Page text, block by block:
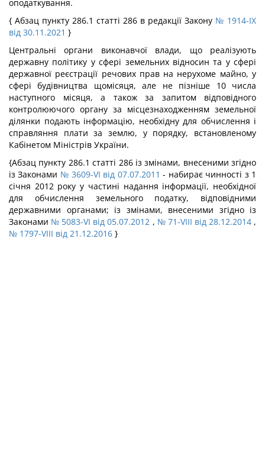
оподаткування.
{ Абзац пункту 286.1 статті 286 в редакції Закону № 1914-IX
від 30.11.2021 }
Центральні органи виконавчої влади, що реалізують
державну політику у сфері земельних відносин та у сфері
державної реєстрації речових прав на нерухоме майно, у
сфері будівництва щомісяця, але не пізніше 10 числа
наступного місяця, а також за запитом відповідного
контролюючого органу за місцезнаходженням земельної
ділянки подають інформацію, необхідну для обчислення і
справляння плати за землю, у порядку, встановленому
Кабінетом Міністрів України.
{Абзац пункту 286.1 статті 286 із змінами, внесеними згідно
із Законами № 3609-VI від 07.07.2011 - набирає чинності з 1
січня 2012 року у частині надання інформації, необхідної
для обчислення земельного податку, відповідними
державними органами; із змінами, внесеними згідно із
Законами № 5083-VI від 05.07.2012 , № 71-VIII від 28.12.2014,
№ 1797-VIII від 21.12.2016 }